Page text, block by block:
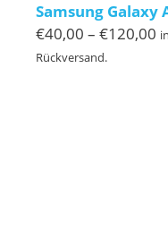
Samsung Galaxy
€40,00 – €120,00
Rückversand.